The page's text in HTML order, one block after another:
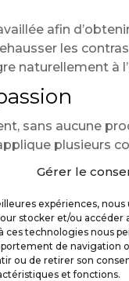
Gérer le
expériences,
stocker et/ou accéder
ces technologies nous
de navigation
ou de retirer son
et fonctions.
afin
les
naturellement
sans aucune
vernis
caractère.
main.
et équilibrée.